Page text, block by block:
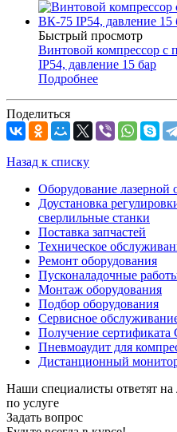
Быстрый просмотр
Винтовой компрессор
IP54, давление 15 бар
Подробнее
Поделиться
Назад к списку
Оборудование лазерной
Доустановка
сверлильные станки
Поставка запчастей
Техническое
Ремонт оборудования
Пусконаладочные
Монтаж оборудования
Подбор оборудования
Сервисное
Получение сертификата
Пневмоаудит для
Дистанционный
Наши специалисты ответят
по услуге
Задать вопрос